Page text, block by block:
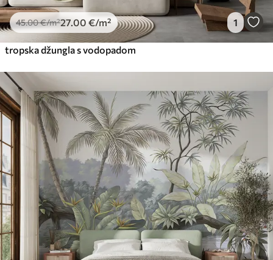
45.00€/m²27 .00 €/m² 1
tropska džungla s vodopadom